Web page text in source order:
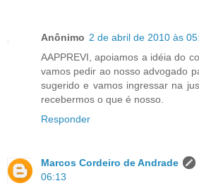
Anônimo 2 de abril de 2010 às
AAPPREVI, apoiamos a idéia do
vamos pedir ao nosso advogado
sugerido e vamos ingressar na
recebermos o que é nosso.
Responder
Marcos Cordeiro de Andrade
06:13